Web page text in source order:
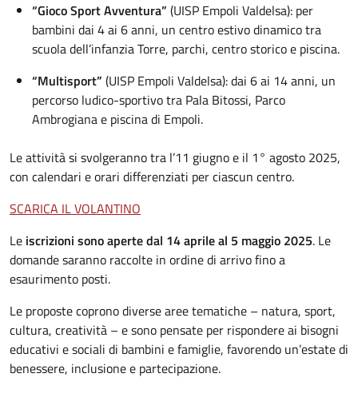
“Gioco Sport Avventura” (UISP Empoli Valdelsa): per
bambini dai 4 ai 6 anni, un centro estivo dinamico tra
scuola dell’infanzia Torre, parchi, centro storico e piscina.
“Multisport” (UISP Empoli Valdelsa): dai 6 ai 14 anni, un
percorso ludico-sportivo tra Pala Bitossi, Parco
Ambrogiana e piscina di Empoli.
Le attività si svolgeranno tra l’11 giugno e il 1° agosto 2025,
con calendari e orari differenziati per ciascun centro.
SCARICA IL VOLANTINO
Le iscrizioni sono aperte dal 14 aprile al 5 maggio 2025. Le
domande saranno raccolte in ordine di arrivo fino a
esaurimento posti.
Le proposte coprono diverse aree tematiche – natura, sport,
cultura, creatività – e sono pensate per rispondere ai bisogni
educativi e sociali di bambini e famiglie, favorendo un’estate di
benessere, inclusione e partecipazione.